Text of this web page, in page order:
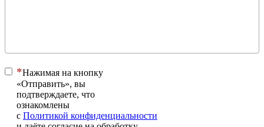
Нажимая на кнопку
«Отправить», вы
подтверждаете, что
ознакомлены
с Политикой конфиденциальности